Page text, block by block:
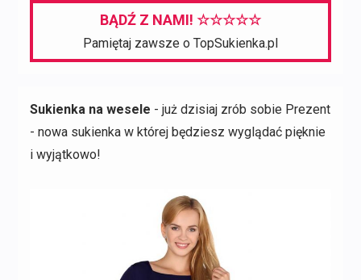
BĄDŹ Z NAMI! ☆☆☆☆☆
Pamiętaj zawsze o TopSukienka.pl
Sukienka na wesele - już dzisiaj zrób sobie Prezent
- nowa sukienka w której będziesz wyglądać pięknie
i wyjątkowo!